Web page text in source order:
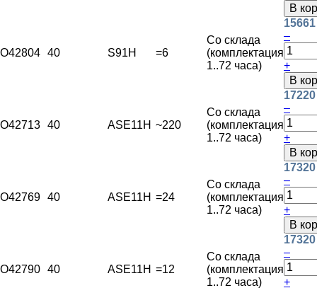
В
O42804 40 S91H =6
Со склада
(комплектация
1..72 часа)
–
+
В
O42713 40 ASE11H ~220
Со склада
(комплектация
1..72 часа)
–
+
В
O42769 40 ASE11H =24
Со склада
(комплектация
1..72 часа)
–
+
В
O42790 40 ASE11H =12
Со склада
(комплектация
1..72 часа)
–
+